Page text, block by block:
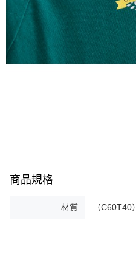
商品規格
材質 （C60T40）